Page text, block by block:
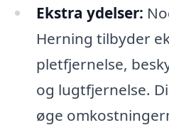
Ekstra ydelser:
Herning tilbyder
pletfjernelse,
og lugtfjernelse.
øge